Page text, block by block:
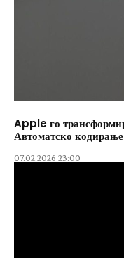
Apple го
Автоматско
07.02.2026 23:00